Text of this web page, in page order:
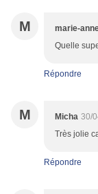
M marie-
Quelle
Répondre
M Micha 30/
Très jolie
Répondre